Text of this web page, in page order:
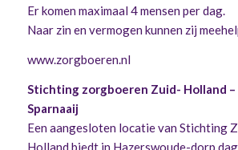
Er komen maximaal 4 mensen per dag.
Naar zin en vermogen kunnen zij
www.zorgboeren.nl
Stichting zorgboeren Zuid- Holland
Sparnaaij
Een aangesloten locatie van Stichting
Holland biedt in Hazerswoude-dorp